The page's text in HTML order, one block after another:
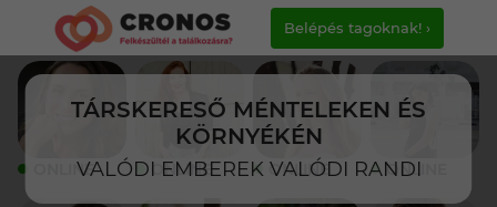
TÁRSKERESŐ MÉNTELEKEN ÉS
KÖRNYÉKÉN
VALÓDI EMBEREK VALÓDI RANDI
Belépés tagoknak! ›
ONLINE ONLINE ONLINE ONLINE